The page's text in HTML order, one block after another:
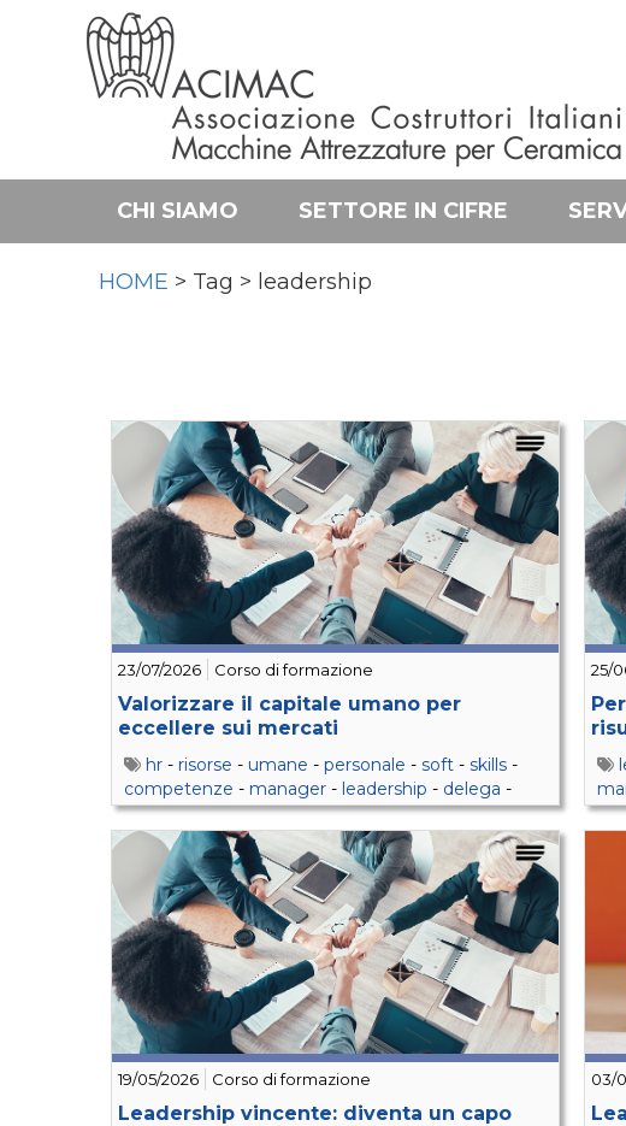
CHI SIAMO SETTORE IN CIFRE
HOME > Tag > leadership
23/07/2026 Corso di formazione
Valorizzare il capitale umano per
eccellere sui mercati
hr - risorse - umane - personale - soft - skills -
competenze - manager - leadership - delega -
feedback-retention
25/
19/05/2026 Corso di formazione
Leadership vincente: diventa un capo
03/